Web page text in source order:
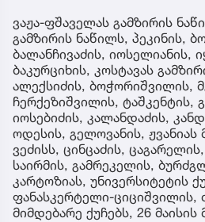
ვაჟა-ფშაველას გამზირის
გამზირის ნაწილს, პეკინის,
ბალანჩივაძის, იოსელიანის,
ბაკურციხის, კოსტავას
ალექსიძის, ბოჭორიშვილის,
ჩერქეზიშვილის, ტაშკენტის,
იოსებიძის, კალანდაძის,
ოდესის, გელოვანის, ჟვანიას
ვეძისს, ცინცაძის,
საირმის, გამრეკელის,
კარტოზიას, უნივერსიტეტის
ფანასკერტელი-ციციშვილის,
მიმდებარე ქუჩებს, 26 მაისის